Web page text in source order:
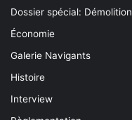
Dossier spécial: Démolition
Économie
Galerie Navigants
Histoire
Interview